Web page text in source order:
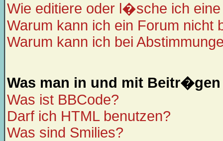
Wie editiere oder l�sche ich
Warum kann ich ein Forum nicht
Warum kann ich bei
Was man in und mit
Was ist BBCode?
Darf ich HTML benutzen?
Was sind Smilies?